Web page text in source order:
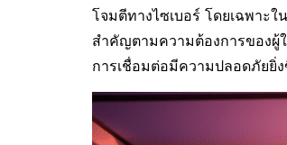
โจมตีทางไซเบอร์ โดยเฉพาะ
สำคัญตามความต้องการของผู้
การเชื่อมต่อมีความปลอดภัยยิ่